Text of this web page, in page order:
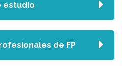
estudio
de FP